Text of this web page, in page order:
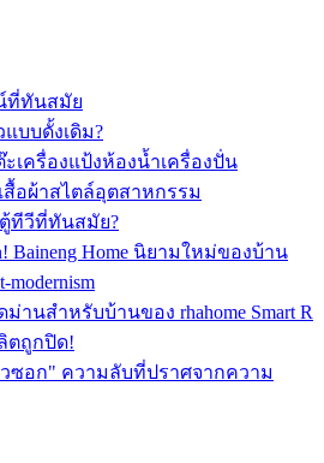
ที่ทันสมัย
บบดั้งเดิม?
เครื่องแป้งห้องน้ำเครื่องปั่น
อผ้าสไตล์อุตสาหกรรม
ตู้ทีวีที่ทันสมัย?
Baineng Home นิยามใหม่ของบ้าน
ม่านสำหรับบ้านของ rhahome Smart R
ตถูกปิด!
ซอก" ความลับที่ปราศจากความ